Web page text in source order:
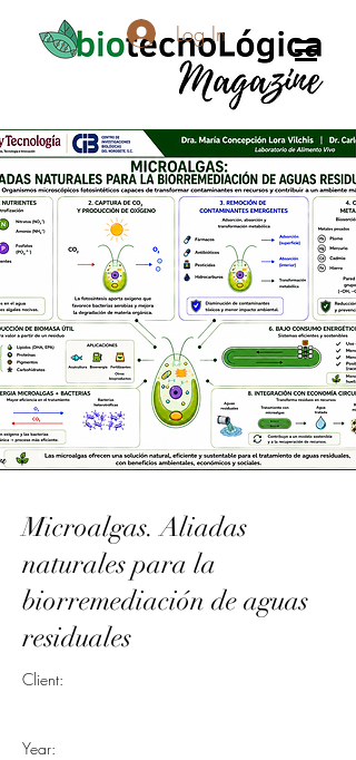
Log In
Microalgas. Aliadas
naturales para la
biorremediación de aguas
residuales
Client:
Year: